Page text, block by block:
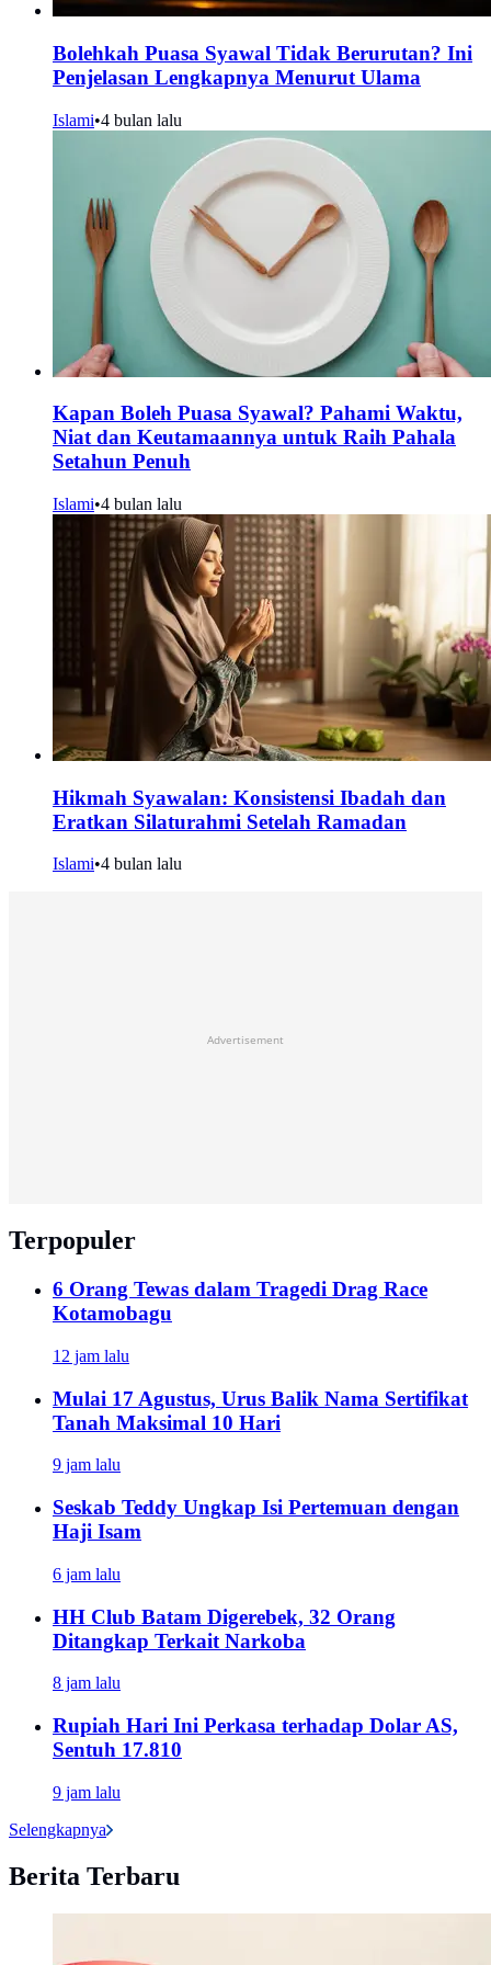
Bolehkah Puasa Syawal Tidak Berurutan? Ini
Penjelasan Lengkapnya Menurut Ulama
Islami•4 bulan lalu
Kapan Boleh Puasa Syawal? Pahami Waktu,
Niat dan Keutamaannya untuk Raih Pahala
Setahun Penuh
Islami•4 bulan lalu
Hikmah Syawalan: Konsistensi Ibadah dan
Eratkan Silaturahmi Setelah Ramadan
Islami•4 bulan lalu
Advertisement
Terpopuler
6 Orang Tewas dalam Tragedi Drag Race
Kotamobagu
12 jam lalu
Mulai 17 Agustus, Urus Balik Nama Sertifikat
Tanah Maksimal 10 Hari
9 jam lalu
Seskab Teddy Ungkap Isi Pertemuan dengan
Haji Isam
6 jam lalu
HH Club Batam Digerebek, 32 Orang
Ditangkap Terkait Narkoba
8 jam lalu
Rupiah Hari Ini Perkasa terhadap Dolar AS,
Sentuh 17.810
9 jam lalu
Selengkapnya
Berita Terbaru